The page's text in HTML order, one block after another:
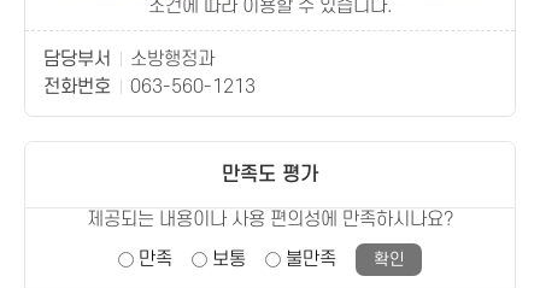
조건에 따라 이용할 수 있습니다.
담당부서
소방행정과
전화번호
063-560-1213
만족도 평가
제공되는 내용이나 사용 편의성에 만족하시나요?
만족
보통 불만족